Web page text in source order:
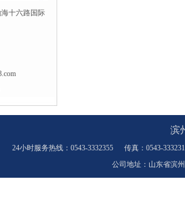
十六路国际
滨
24小时服务热线：0543-3332355 传真：0543-
公司地址：山东省滨